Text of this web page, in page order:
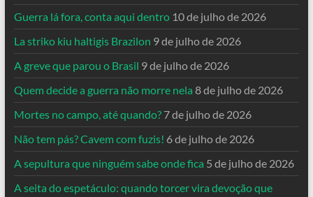
Guerra lá fora, conta aqui dentro 10 de julho de 2026
La striko kiu haltigis Brazilon 9 de julho de 2026
A greve que parou o Brasil 9 de julho de 2026
Quem decide a guerra não morre nela 8 de julho de 2026
Mortes no campo, até quando? 7 de julho de 2026
Não tem pás? Cavem com fuzis! 6 de julho de 2026
A sepultura que ninguém sabe onde fica 5 de julho de 2026
A seita do espetáculo: quando torcer vira devoção que